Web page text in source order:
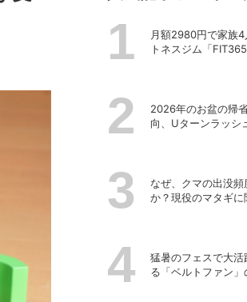
月額2980円で家族
トネスジム「
2026年のお盆の帰
向、Uターンラッシ
なぜ、クマの出没
か？現役のマタギに
猛暑のフェスで大
る「ベルトファン」